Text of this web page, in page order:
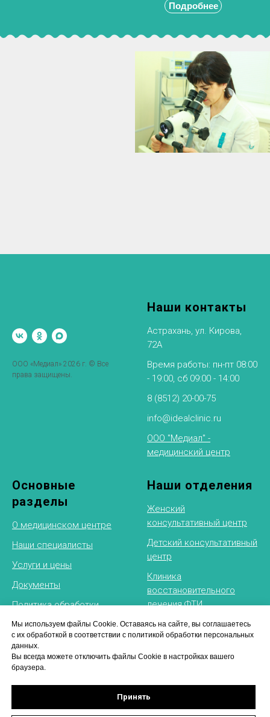
Мы используем файлы Cookie. Оставаясь на сайте, вы соглашаетесь
с их обработкой в соответствии с политикой обработки персональных
данных.
Вы всегда можете отключить файлы Cookie в настройках вашего
браузера.
Принять
Подробнее
ООО «Медиал» 2026 г. © Все
права защищены.
Наши контакты
Астрахань, ул. Кирова,
72А
Время работы: пн-пт 08:00
- 19:00, сб 09:00 - 14:00
8 (8512) 20-00-75
info@idealclinic.ru
ООО "Медиал" -
медицинский центр
Основные
разделы
О медицинском центре
Наши специалисты
Услуги и цены
Документы
Политика обработки
персональных данных
Наши отделения
Женский
консультативный центр
Детский консультативный
центр
Клиника
восстановительного
леченияФТИ
Рентгеновское
отделение
Физиотерапевтическое